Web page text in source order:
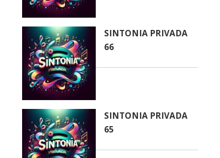
SINTONIA PRIVADA
66
SINTONIA PRIVADA
65